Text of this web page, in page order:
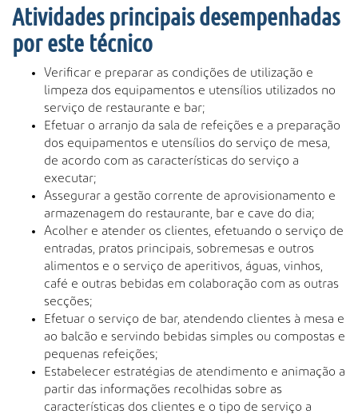
Atividades principais desempenhadas
por este técnico
Verificar e preparar as condições de utilização e
limpeza dos equipamentos e utensílios utilizados no
serviço de restaurante e bar;
Efetuar o arranjo da sala de refeições e a preparação
dos equipamentos e utensílios do serviço de mesa,
de acordo com as características do serviço a
executar;
Assegurar a gestão corrente de aprovisionamento e
armazenagem do restaurante, bar e cave do dia;
Acolher e atender os clientes, efetuando o serviço de
entradas, pratos principais, sobremesas e outros
alimentos e o serviço de aperitivos, águas, vinhos,
café e outras bebidas em colaboração com as outras
secções;
Efetuar o serviço de bar, atendendo clientes à mesa e
ao balcão e servindo bebidas simples ou compostas e
pequenas refeições;
Estabelecer estratégias de atendimento e animação a
partir das informações recolhidas sobre as
características dos clientes e o tipo de serviço a